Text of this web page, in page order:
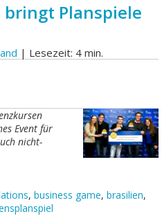
Planspiele
| Lesezeit: 4 min.
Event für
nicht-
, business game, brasilien,